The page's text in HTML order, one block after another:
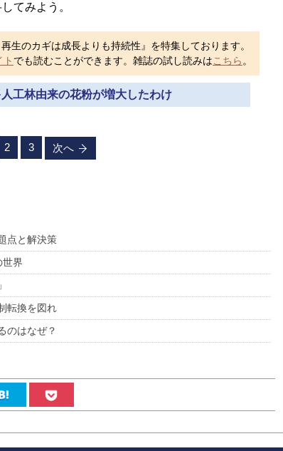
てみよう。
生のカギは成長よりも持続性』を特集しております。
ト でも読むことができます。雑誌の試し読みはこちら。
工林由来の花粉が増大したわけ
2 3 次へ
点と解決策
世界
転換を図れ
のはなぜ？